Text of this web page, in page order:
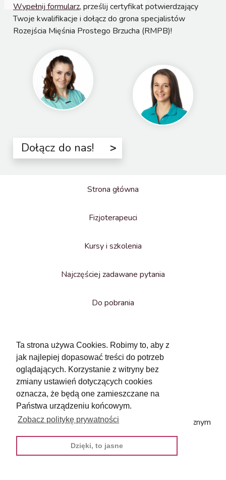
Ta strona używa Cookies. Robimy to, aby z
jak najlepiej dopasować treści do potrzeb
oglądających. Korzystanie z witryny bez
zmiany ustawień dotyczących cookies
oznacza, że będą one zamieszczane na
Państwa urządzeniu końcowym.
Zobacz politykę prywatności
Dzięki, to jasne
Wypełnij formularz, prześlij certyfikat potwierdzający
Twoje kwalifikacje i dołącz do grona specjalistów
Rozejścia Mięśnia Prostego Brzucha (RMPB)!
Dołącz do nas!
Strona główna
Fizjoterapeuci
Kursy i szkolenia
Najczęściej zadawane pytania
Do pobrania
Serwis powstał przy współpracy z Centrum Medycznym
Meavita.